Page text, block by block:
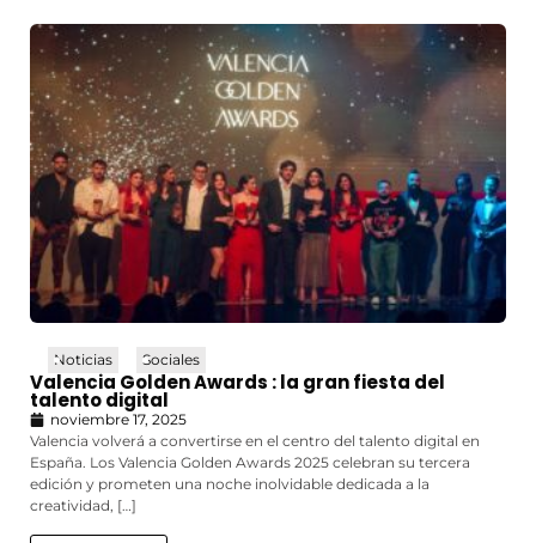
Noticias Sociales
Valencia Golden Awards : la gran fiesta del
talento digital
noviembre 17, 2025
Valencia volverá a convertirse en el centro del talento digital en
España. Los Valencia Golden Awards 2025 celebran su tercera
edición y prometen una noche inolvidable dedicada a la
creatividad, […]